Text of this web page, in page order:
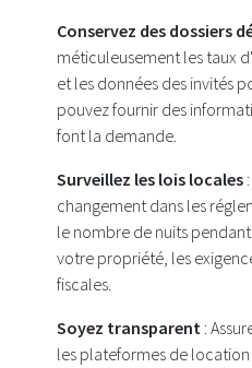
Conservez des dossiers
méticuleusement les taux
et les données des invités
pouvez fournir des
font la demande.
Surveillez les lois locales
changement dans les
le nombre de nuits
votre propriété, les
fiscales.
Soyez transparent :
les plateformes de